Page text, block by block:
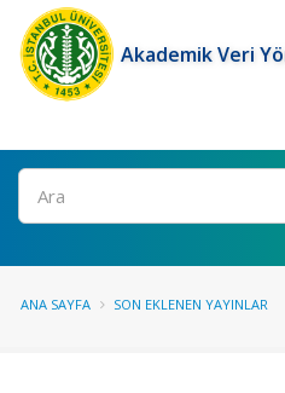
Akademik Veri
Ara
ANA SAYFA SON EKLENEN YAYINLAR